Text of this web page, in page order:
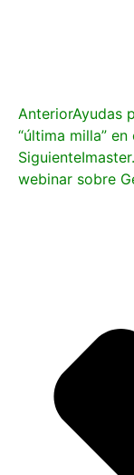
AnteriorAyudas
“última milla”
Siguiente
webinar sobre